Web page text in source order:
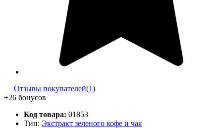
Отзывы покупателей(1)
+26 бонусов
Код товара: 01853
Тип: Экстракт зеленого кофе и чая